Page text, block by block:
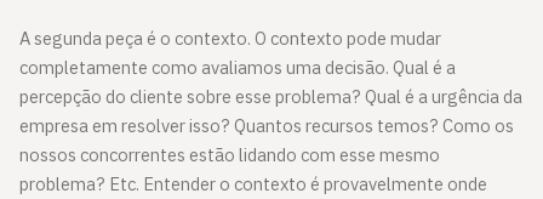
A segunda peça é o contexto. O contexto pode mudar
completamente como avaliamos uma decisão. Qual é a
percepção do cliente sobre esse problema? Qual é a urgência da
empresa em resolver isso? Quantos recursos temos? Como os
nossos concorrentes estão lidando com esse mesmo
problema? Etc. Entender o contexto é provavelmente onde